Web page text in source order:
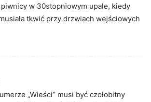
piwnicy w 30stopniowym upale, kiedy
tkwić przy drzwiach wejściowych
„Wieści” musi być czołobitny